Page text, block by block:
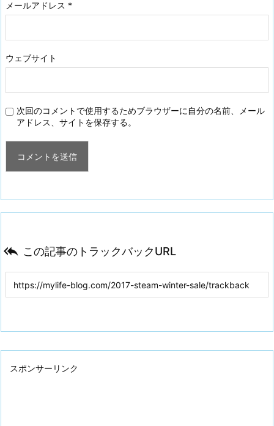
メールアドレス *
ウェブサイト
次回のコメントで使用するためブラウザーに自分の名前、メール
アドレス、サイトを保存する。
 この記事のトラックバックURL
スポンサーリンク